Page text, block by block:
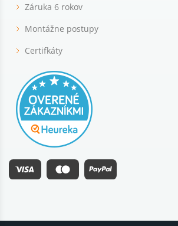
Záruka 6 rokov
Montážne postupy
Certifkáty